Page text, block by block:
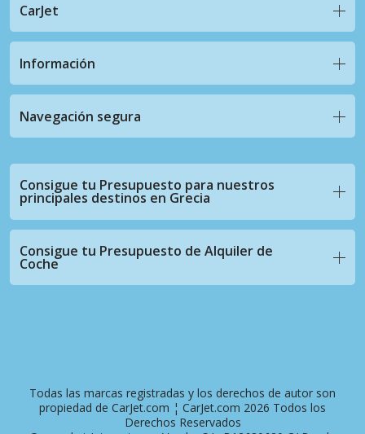
CarJet
Información
Navegación segura
Consigue tu Presupuesto para nuestros
principales destinos en Grecia
Consigue tu Presupuesto de Alquiler de
Coche
Todas las marcas registradas y los derechos de autor son
propiedad de CarJet.com ¦ CarJet.com 2026 Todos los
Derechos Reservados